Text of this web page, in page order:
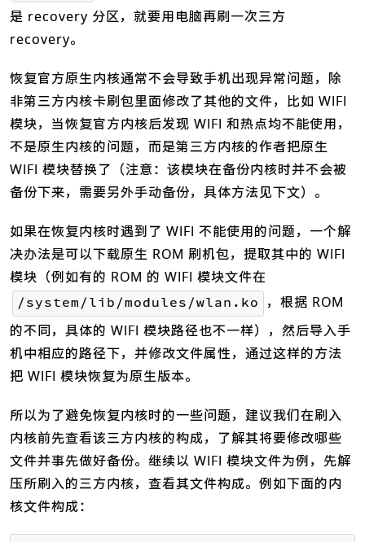
是 recovery 分区，就要用电脑再刷一次三方
recovery。
恢复官方原生内核通常不会导致手机出现异常问题，除
非第三方内核卡刷包里面修改了其他的文件，比如 WIFI
模块，当恢复官方内核后发现 WIFI 和热点均不能使用，
不是原生内核的问题，而是第三方内核的作者把原生
WIFI 模块替换了（注意：该模块在备份内核时并不会被
备份下来，需要另外手动备份，具体方法见下文）。
如果在恢复内核时遇到了 WIFI 不能使用的问题，一个解
决办法是可以下载原生 ROM 刷机包，提取其中的 WIFI
模块（例如有的 ROM 的 WIFI 模块文件在
/system/lib/modules/wlan.ko ，根据 ROM
的不同，具体的 WIFI 模块路径也不一样），然后导入手
机中相应的路径下，并修改文件属性，通过这样的方法
把 WIFI 模块恢复为原生版本。
所以为了避免恢复内核时的一些问题，建议我们在刷入
内核前先查看该三方内核的构成，了解其将要修改哪些
文件并事先做好备份。继续以 WIFI 模块文件为例，先解
压所刷入的三方内核，查看其文件构成。例如下面的内
核文件构成：